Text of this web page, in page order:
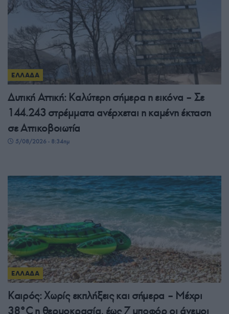
ΕΛΛΑΔΑ
Δυτική Αττική: Καλύτερη σήμερα η εικόνα – Σε
144.243 στρέμματα ανέρχεται η καμένη έκταση
σε Αττικοβοιωτία
5/08/2026 - 8:34πμ
ΕΛΛΑΔΑ
Καιρός: Χωρίς εκπλήξεις και σήμερα – Μέχρι
38°C η θερμοκρασία, έως 7 μποφόρ οι άνεμοι